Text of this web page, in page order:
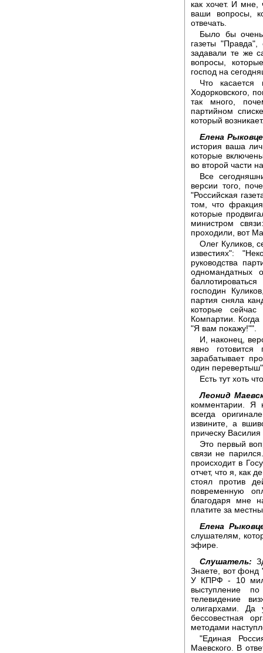
как хочет. И
ваши вопросы,
отвечать.
Было бы
газеты
задавали те же
вопросы,
господ на
Что касается
Ходорковского,
так много,
партийном
который
Елена
история ваша
которые
во второй части
Все
версии того,
"Российская
том, что
которые
министром
проходили, вот
Олег Куликов,
известиях":
руководства
одномандатных
господин
партия сняла
которые
Компартии.
"Я вам покажу!"".
И, наконец,
явно
зарабатывает
один
Есть тут хоть
Леонид
комментарии. Я
всегда
извините, а
прическу
Это первый
связи не
происходит в
отчет, что я, как
стоял против
повременную
благодаря мне
платите за
Елена
слушателям,
эфире.
Слушатель:
Знаете, вот фонд
У КПРФ - 10
выступление
телевидение
олигархами.
бессовестная
методами
"Единая
Маевского. В